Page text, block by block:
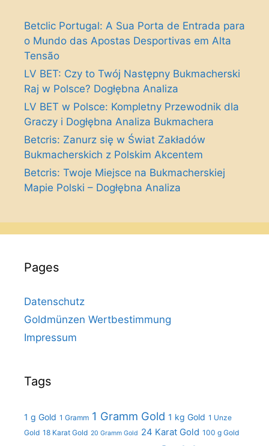
Betclic Portugal: A Sua Porta de Entrada para
o Mundo das Apostas Desportivas em Alta
Tensão
LV BET: Czy to Twój Następny Bukmacherski
Raj w Polsce? Dogłębna Analiza
LV BET w Polsce: Kompletny Przewodnik dla
Graczy i Dogłębna Analiza Bukmachera
Betcris: Zanurz się w Świat Zakładów
Bukmacherskich z Polskim Akcentem
Betcris: Twoje Miejsce na Bukmacherskiej
Mapie Polski – Dogłębna Analiza
Pages
Datenschutz
Goldmünzen Wertbestimmung
Impressum
Tags
1 g Gold 1 Gramm 1 Gramm Gold 1 kg Gold 1 Unze
Gold 18 Karat Gold 20 Gramm Gold 24 Karat Gold 100 g Gold